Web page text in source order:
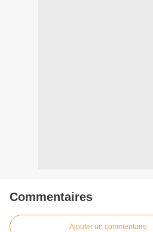
Commentaires
Ajouter un commentaire